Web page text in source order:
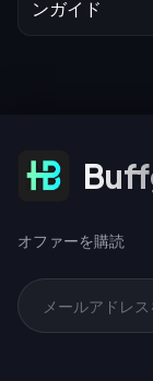
オファーを購読
オファーを購読